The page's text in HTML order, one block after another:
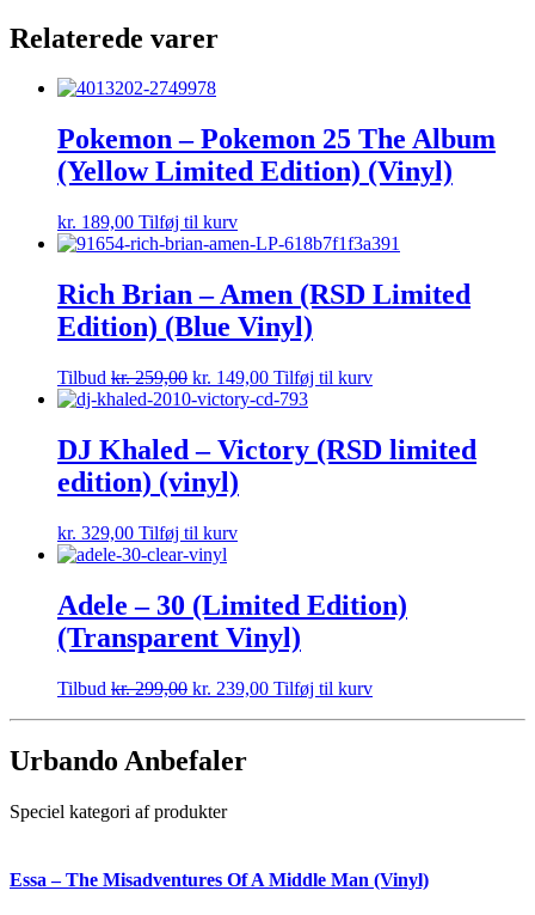
Relaterede varer
Pokemon – Pokemon 25 The Album
(Yellow Limited Edition) (Vinyl)
kr. 189,00 Tilføj til kurv
Rich Brian – Amen (RSD Limited
Edition) (Blue Vinyl)
Tilbud kr.259,00 kr. 149,00 Tilføj til kurv
DJ Khaled – Victory (RSD limited
edition) (vinyl)
kr. 329,00 Tilføj til kurv
Adele – 30 (Limited Edition)
(Transparent Vinyl)
Tilbud kr.299,00 kr. 239,00 Tilføj til kurv
Urbando Anbefaler
Speciel kategori af produkter
Essa – The Misadventures Of A Middle Man (Vinyl)